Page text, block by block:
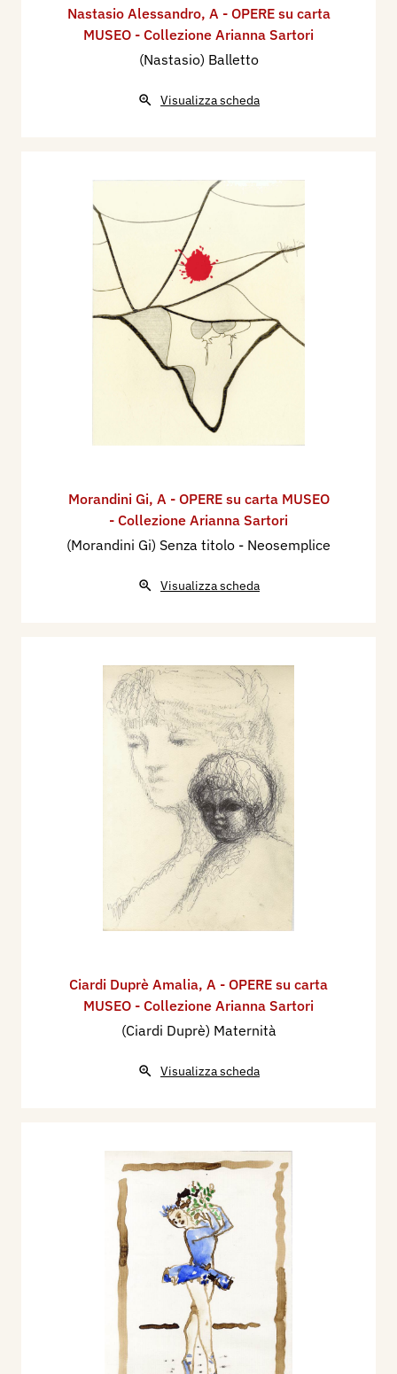
Nastasio Alessandro, A - OPERE su carta
MUSEO - Collezione Arianna Sartori
(Nastasio) Balletto
Visualizza scheda
Morandini Gi, A - OPERE su carta MUSEO
- Collezione Arianna Sartori
(Morandini Gi) Senza titolo - Neosemplice
Visualizza scheda
Ciardi Duprè Amalia, A - OPERE su carta
MUSEO - Collezione Arianna Sartori
(Ciardi Duprè) Maternità
Visualizza scheda